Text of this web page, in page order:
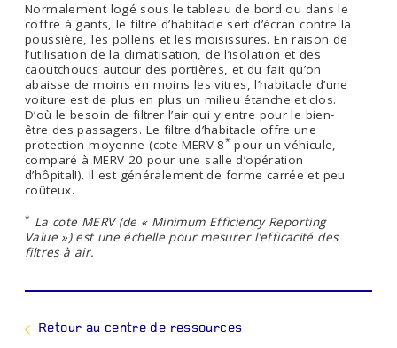
Normalement logé sous le tableau de bord ou dans le
coffre à gants, le filtre d’habitacle sert d’écran contre la
poussière, les pollens et les moisissures. En raison de
l’utilisation de la climatisation, de l’isolation et des
caoutchoucs autour des portières, et du fait qu’on
abaisse de moins en moins les vitres, l’habitacle d’une
voiture est de plus en plus un milieu étanche et clos.
D’où le besoin de filtrer l’air qui y entre pour le bien-
être des passagers. Le filtre d’habitacle offre une
protection moyenne (cote MERV 8* pour un véhicule,
comparé à MERV 20 pour une salle d’opération
d’hôpital!). Il est généralement de forme carrée et peu
coûteux.
* La cote MERV (de « Minimum Efficiency Reporting
Value ») est une échelle pour mesurer l’efficacité des
filtres à air.
Retour au centre de ressources